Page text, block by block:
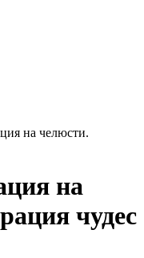
на челюсти.
на
чудес